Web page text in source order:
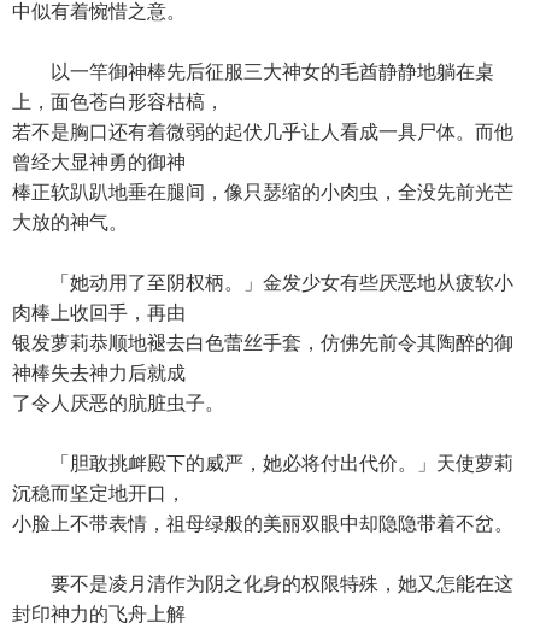
中似有着惋惜之意。
以一竿御神棒先后征服三大神女的毛酋静静地躺在桌
上，面色苍白形容枯槁，
若不是胸口还有着微弱的起伏几乎让人看成一具尸体。而他
曾经大显神勇的御神
棒正软趴趴地垂在腿间，像只瑟缩的小肉虫，全没先前光芒
大放的神气。
「她动用了至阴权柄。」金发少女有些厌恶地从疲软小
肉棒上收回手，再由
银发萝莉恭顺地褪去白色蕾丝手套，仿佛先前令其陶醉的御
神棒失去神力后就成
了令人厌恶的肮脏虫子。
「胆敢挑衅殿下的威严，她必将付出代价。」天使萝莉
沉稳而坚定地开口，
小脸上不带表情，祖母绿般的美丽双眼中却隐隐带着不岔。
要不是凌月清作为阴之化身的权限特殊，她又怎能在这
封印神力的飞舟上解